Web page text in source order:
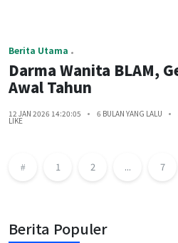
Berita Utama
Darma Wanita BLAM,
Awal Tahun
12 JAN 2026 14:20:05 6 BULAN YANG LALU
LIKE
1 2 ... 7
Berita Populer